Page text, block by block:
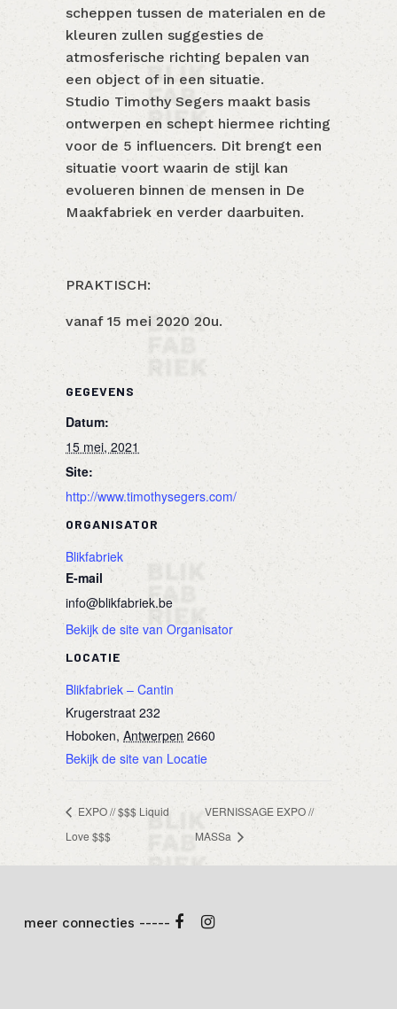
scheppen tussen de materialen en de
kleuren zullen suggesties de
atmosferische richting bepalen van
een object of in een situatie.
Studio Timothy Segers maakt basis
ontwerpen en schept hiermee richting
voor de 5 influencers. Dit brengt een
situatie voort waarin de stijl kan
evolueren binnen de mensen in De
Maakfabriek en verder daarbuiten.
PRAKTISCH:
vanaf 15 mei 2020 20u.
GEGEVENS
Datum:
15 mei, 2021
Site:
http://www.timothysegers.com/
LOCATIE
Blikfabriek – Cantin
Krugerstraat 232
Hoboken, Antwerpen 2660
Bekijk de site van Locatie
ORGANISATOR
Blikfabriek
E-mail
info@blikfabriek.be
Bekijk de site van Organisator
EXPO // $$$ Liquid
Love $$$
VERNISSAGE EXPO //
MASSa
meer connecties -----